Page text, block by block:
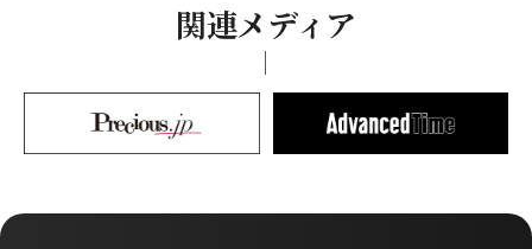
関連メディア